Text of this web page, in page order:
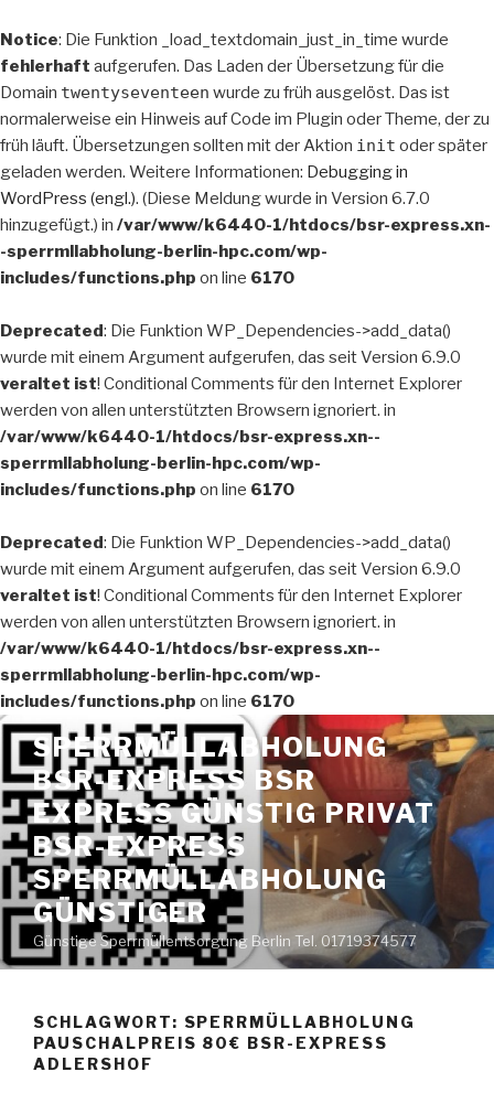
Notice: Die Funktion _load_textdomain_just_in_time wurde
fehlerhaft aufgerufen. Das Laden der Übersetzung für die
Domain twentyseventeen wurde zu früh ausgelöst. Das ist
normalerweise ein Hinweis auf Code im Plugin oder Theme, der zu
früh läuft. Übersetzungen sollten mit der Aktion init oder später
geladen werden. Weitere Informationen: Debugging in
WordPress (engl.). (Diese Meldung wurde in Version 6.7.0
hinzugefügt.) in /var/www/k6440-1/htdocs/bsr-express.xn-
-sperrmllabholung-berlin-hpc.com/wp-
includes/functions.php on line 6170
Deprecated: Die Funktion WP_Dependencies->add_data()
wurde mit einem Argument aufgerufen, das seit Version 6.9.0
veraltet ist! Conditional Comments für den Internet Explorer
werden von allen unterstützten Browsern ignoriert. in
/var/www/k6440-1/htdocs/bsr-express.xn--
sperrmllabholung-berlin-hpc.com/wp-
includes/functions.php on line 6170
Deprecated: Die Funktion WP_Dependencies->add_data()
wurde mit einem Argument aufgerufen, das seit Version 6.9.0
veraltet ist! Conditional Comments für den Internet Explorer
werden von allen unterstützten Browsern ignoriert. in
/var/www/k6440-1/htdocs/bsr-express.xn--
sperrmllabholung-berlin-hpc.com/wp-
includes/functions.php on line 6170
Zum
Inhalt
springen
SPERRMÜLLABHOLUNG
BSR-EXPRESS BSR
EXPRESS GÜNSTIG PRIVAT
BSR-EXPRESS
SPERRMÜLLABHOLUNG
GÜNSTIGER
Günstige Sperrmüllentsorgung Berlin Tel. 01719374577
SCHLAGWORT: SPERRMÜLLABHOLUNG
PAUSCHALPREIS 80€ BSR-EXPRESS
ADLERSHOF